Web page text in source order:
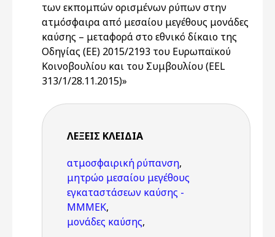
των εκπομπών ορισμένων ρύπων στην
ατμόσφαιρα από μεσαίου μεγέθους μονάδες
καύσης – μεταφορά στο εθνικό δίκαιο της
Οδηγίας (ΕΕ) 2015/2193 του Ευρωπαϊκού
Κοινοβουλίου και του Συμβουλίου (ΕΕL
313/1/28.11.2015)»
ΛΈΞΕΙΣ KΛΕΙΔΙΆ
ατμοσφαιρική ρύπανση,
μητρώο μεσαίου μεγέθους
εγκαταστάσεων καύσης -
ΜΜΜΕΚ,
μονάδες καύσης,